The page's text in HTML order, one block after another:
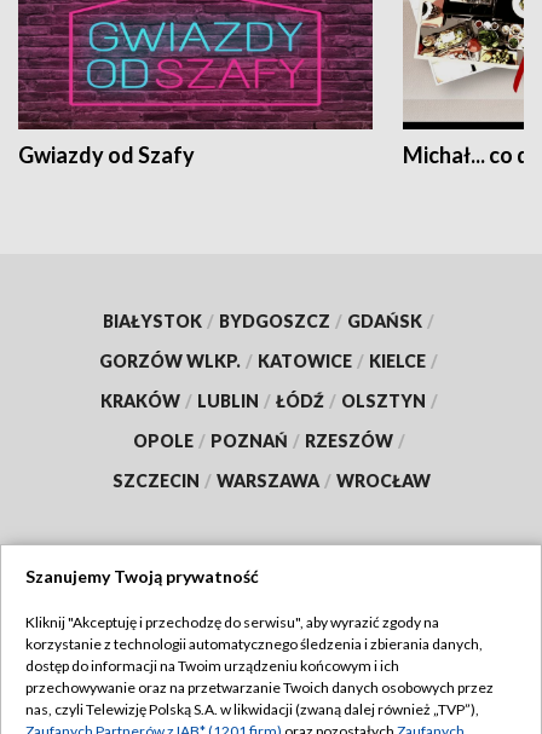
Gwiazdy od Szafy Michał... co
BIAŁYSTOK / BYDGOSZCZ / GDAŃSK /
GORZÓW WLKP. / KATOWICE / KIELCE /
KRAKÓW / LUBLIN / ŁÓDŹ / OLSZTYN /
OPOLE / POZNAŃ / RZESZÓW /
SZCZECIN / WARSZAWA / WROCŁAW
TVP
Abonament TVP
Emisja w TVP
Regulamin TVP
Szanujemy Twoją prywatność
Kliknij "Akceptuję i przechodzę do serwisu", aby wyrazić zgody na
korzystanie z technologii automatycznego śledzenia i zbierania danych,
dostęp do informacji na Twoim urządzeniu końcowym i ich
przechowywanie oraz na przetwarzanie Twoich danych osobowych przez
nas, czyli Telewizję Polską S.A. w likwidacji (zwaną dalej również „TVP”),